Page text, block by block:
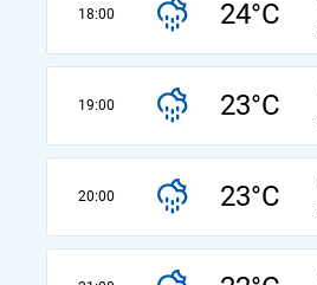
18:00 24°C
19:00 23°C
20:00 23°C